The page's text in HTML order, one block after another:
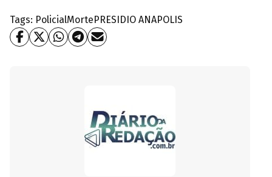
Tags: PolicialMortePRESIDIO ANAPOLIS